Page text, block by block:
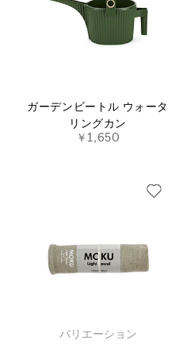
ガーデンビートル ウォータ
リングカン
￥1,650
バリエーション